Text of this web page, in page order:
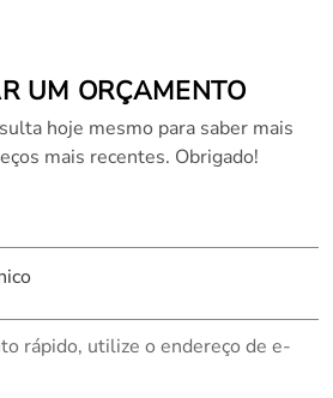
UM ORÇAMENTO
hoje mesmo para saber mais
mais recentes. Obrigado!
rápido, utilize o endereço de e-